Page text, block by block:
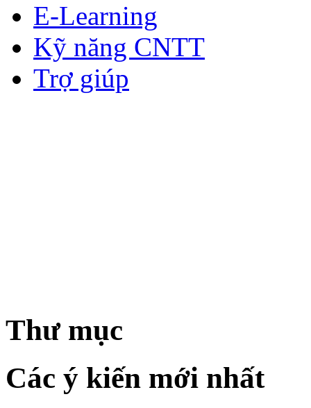
E-Learning
Kỹ năng CNTT
Trợ giúp
Thư mục
Các ý kiến mới nhất